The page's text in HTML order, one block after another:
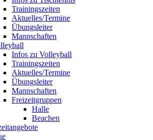
Trainingszeiten
Aktuelles/Termine
Übungsleiter
Mannschaften
Infos zu Volleyball
Trainingszeiten
Aktuelles/Termine
Übungsleiter
Mannschaften
Freizeitgruppen
Halle
Beachen